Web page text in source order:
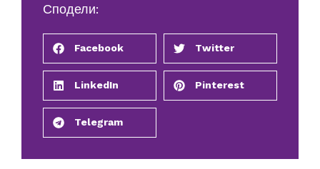
Сподели:
Facebook Twitter
LinkedIn Pinterest
Telegram